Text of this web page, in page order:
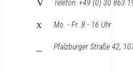
Telefon: +49 (0) 30 863
Mo. - Fr. 8 - 16 Uhr
Pfalzburger Straße 42,